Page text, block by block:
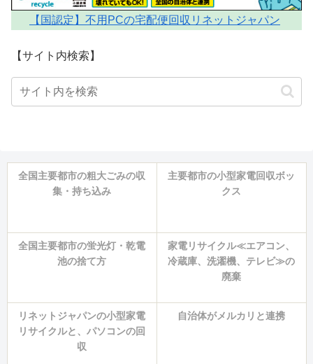
【国認定】不用PCの宅配便回収リネットジャパン
【サイト内検索】
全国主要都市の粗大ごみの収
集・持ち込み
主要都市の小型家電回収ボッ
クス
全国主要都市の蛍光灯・乾電
池の捨て方
家電リサイクル≪エアコン、
冷蔵庫、洗濯機、テレビ≫の
廃棄
リネットジャパンの小型家電
リサイクルと、パソコンの回
収
自治体がメルカリと連携